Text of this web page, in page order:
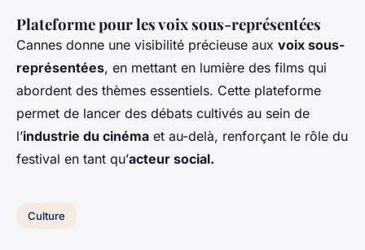
Plateforme pour les voix sous-représentées
Cannes donne une visibilité précieuse aux voix sous-
représentées, en mettant en lumière des films qui
abordent des thèmes essentiels. Cette plateforme
permet de lancer des débats cultivés au sein de
l’industrie du cinéma et au-delà, renforçant le rôle du
festival en tant qu’acteur social.
Culture